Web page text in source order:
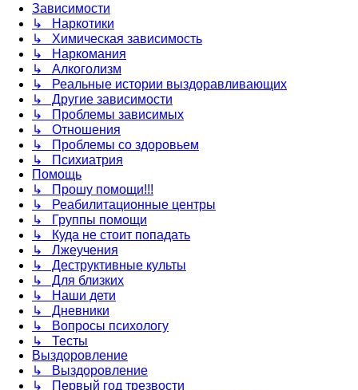
Зависимости
↳ Наркотики
↳ Химическая зависимость
↳ Наркомания
↳ Алкоголизм
↳ Реальные истории выздоравливающих
↳ Другие зависимости
↳ Проблемы зависимых
↳ Отношения
↳ Проблемы со здоровьем
↳ Психиатрия
Помощь
↳ Прошу помощи!!!
↳ Реабилитационные центры
↳ Группы помощи
↳ Куда не стоит попадать
↳ Лжеучения
↳ Деструктивные культы
↳ Для близких
↳ Наши дети
↳ Дневники
↳ Вопросы психологу
↳ Тесты
Выздоровление
↳ Выздоровление
↳ Первый год трезвости